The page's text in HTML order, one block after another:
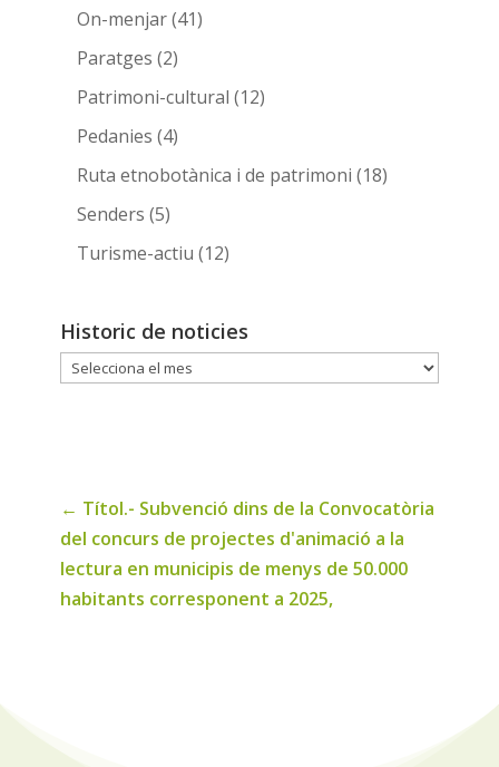
On-menjar(41)
Paratges (2)
Patrimoni-cultural (12)
Pedanies (4)
Ruta etnobotànica i de patrimoni (18)
Senders (5)
Turisme-actiu (12)
Historic de noticies
Historic
← Títol.- Subvenció dins de la Convocatòria
del concurs de projectes d'animació a la
lectura en municipis de menys de 50.000
habitants corresponent a 2025,